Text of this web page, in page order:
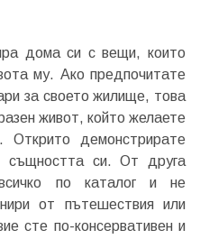
дома си с вещи, които
му. Ако предпочитате
за своето жилище, това
живот, който желаете
Открито демонстрирате
същността си. От друга
по каталог и не
от пътешествия или
сте по-консервативен и